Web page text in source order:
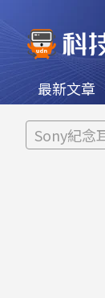
最新文章
Sony紀念